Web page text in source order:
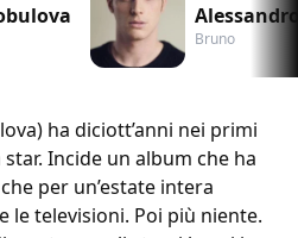
Bruno
ha diciott’anni nei primi
Incide un album che ha
per un’estate intera
le televisioni. Poi più niente.